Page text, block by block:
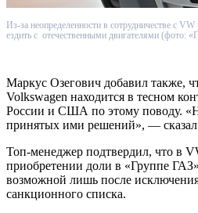
Из-за неопределенности в сотрудничестве с
ездить с отечественными двигателями (фото:
Маркус Озегович добавил также,
Volkswagen находится в тесном
России и США по этому поводу.
принятых ими решений», —
Топ-менеджер подтвердил, что в
приобретении доли в «Группе
возможной лишь после
санкционного списка.